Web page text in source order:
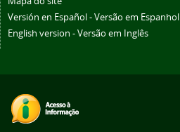
Versión en Español - Versão em Espanhol
English version - Versão em Inglês